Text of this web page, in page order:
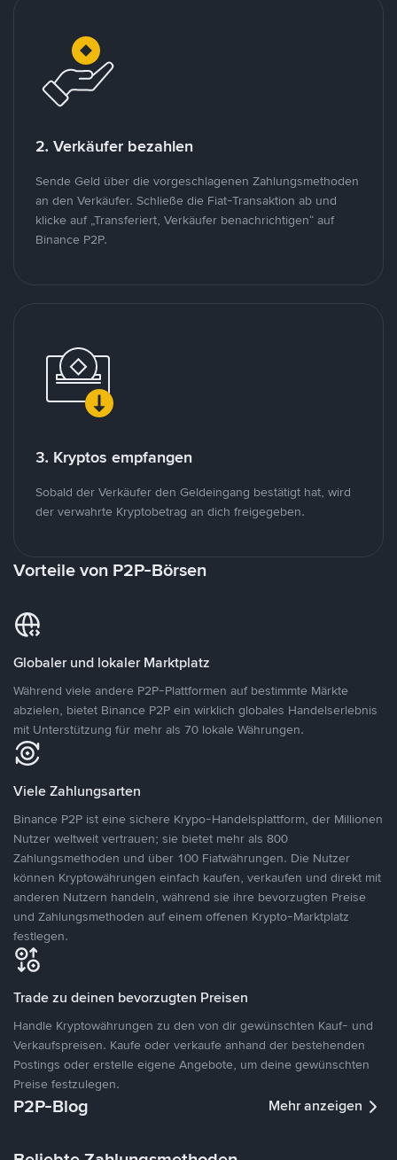
2. Verkäufer bezahlen
Sende Geld über die vorgeschlagenen Zahlungsmethoden
an den Verkäufer. Schließe die Fiat-Transaktion ab und
klicke auf „Transferiert, Verkäufer benachrichtigen“ auf
Binance P2P.
3. Kryptos empfangen
Sobald der Verkäufer den Geldeingang bestätigt hat, wird
der verwahrte Kryptobetrag an dich freigegeben.
Vorteile von P2P-Börsen
Globaler und lokaler Marktplatz
Während viele andere P2P-Plattformen auf bestimmte Märkte
abzielen, bietet Binance P2P ein wirklich globales Handelserlebnis
mit Unterstützung für mehr als 70 lokale Währungen.
Viele Zahlungsarten
Binance P2P ist eine sichere Krypo-Handelsplattform, der Millionen
Nutzer weltweit vertrauen; sie bietet mehr als 800
Zahlungsmethoden und über 100 Fiatwährungen. Die Nutzer
können Kryptowährungen einfach kaufen, verkaufen und direkt mit
anderen Nutzern handeln, während sie ihre bevorzugten Preise
und Zahlungsmethoden auf einem offenen Krypto-Marktplatz
festlegen.
Trade zu deinen bevorzugten Preisen
Handle Kryptowährungen zu den von dir gewünschten Kauf- und
Verkaufspreisen. Kaufe oder verkaufe anhand der bestehenden
Postings oder erstelle eigene Angebote, um deine gewünschten
Preise festzulegen.
P2P-Blog Mehr anzeigen